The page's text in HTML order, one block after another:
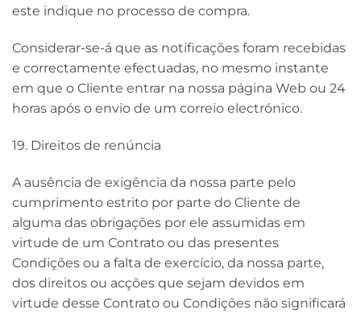
este indique no processo de compra.
Considerar-se-á que as notificações foram recebidas
e correctamente efectuadas, no mesmo instante
em que o Cliente entrar na nossa página Web ou 24
horas após o envio de um correio electrónico.
19. Direitos de renúncia
A ausência de exigência da nossa parte pelo
cumprimento estrito por parte do Cliente de
alguma das obrigações por ele assumidas em
virtude de um Contrato ou das presentes
Condições ou a falta de exercício, da nossa parte,
dos direitos ou acções que sejam devidos em
virtude desse Contrato ou Condições não significará